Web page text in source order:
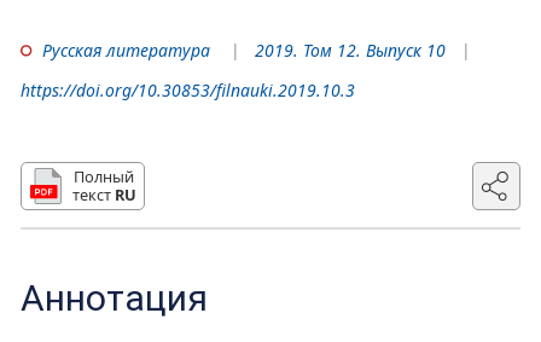
Русская литература
2019. Том 12. Выпуск 10
https://doi.org/10.30853/filnauki.2019.10.3
Полный
текст RU
Аннотация